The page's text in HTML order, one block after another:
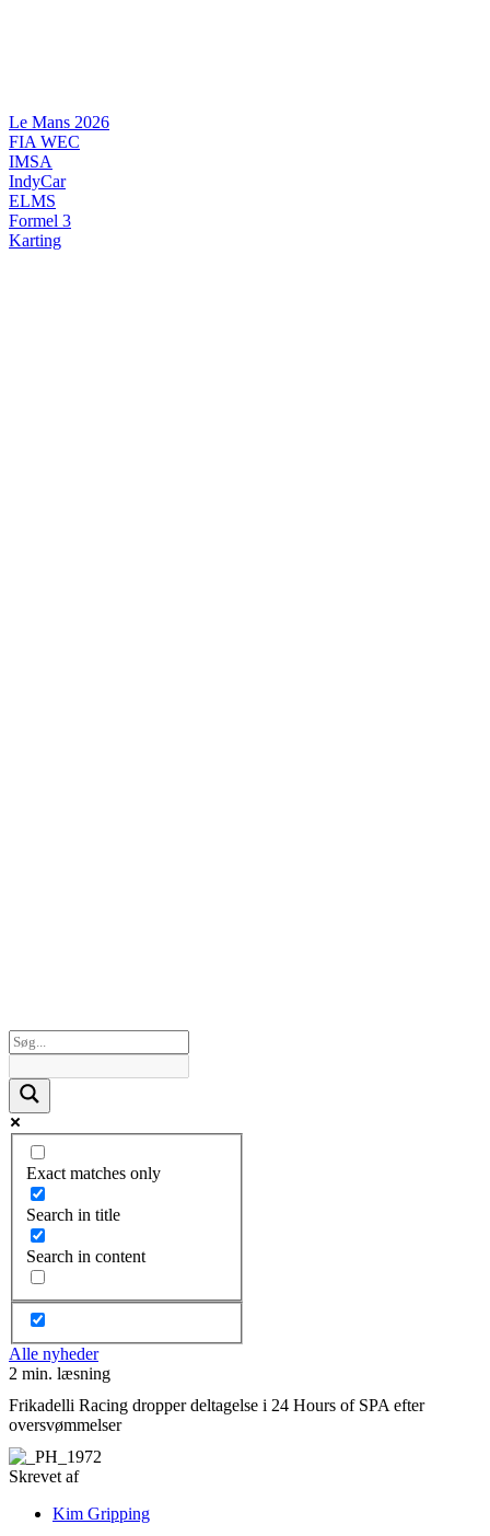
Le Mans 2026
FIA WEC
IMSA
IndyCar
ELMS
Formel 3
Karting
Exact matches only
Search in title
Search in content
Alle nyheder
2 min. læsning
Frikadelli Racing dropper deltagelse i 24 Hours of SPA efter
oversvømmelser
Skrevet af
Kim Gripping